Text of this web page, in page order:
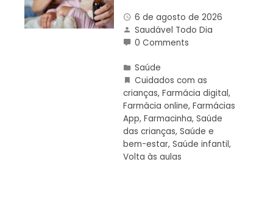
6 de agosto de 2026
Saudável Todo Dia
0 Comments
Saúde
Cuidados com as
crianças, Farmácia digital,
Farmácia online, Farmácias
App, Farmacinha, Saúde
das crianças, Saúde e
bem-estar, Saúde infantil,
Volta às aulas